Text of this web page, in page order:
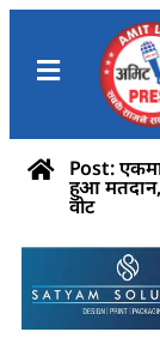
Post: एकमा
हुआ मतदान,
वोट